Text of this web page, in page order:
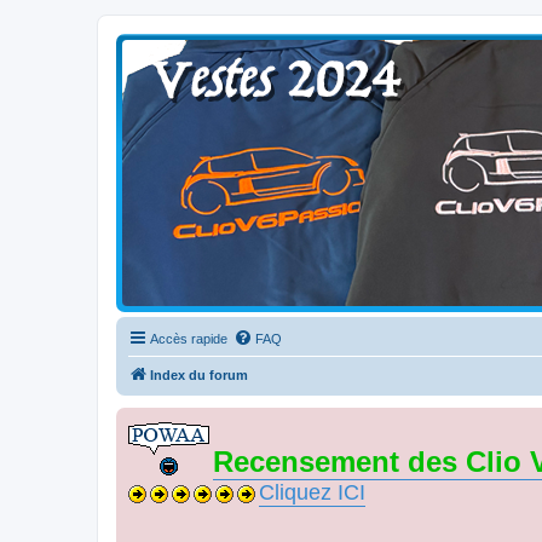
Clio V6 Passion
Le site français des passionnés de Clio V6
Accès rapide FAQ
Index du forum
Recensement des Clio
Cliquez ICI